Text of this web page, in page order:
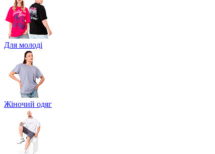
Для молоді
Жіночий одяг